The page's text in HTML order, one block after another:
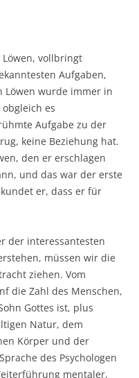
vollbringt
Aufgaben,
Löwen wurde immer in
es
Aufgabe zu der
keine Beziehung hat.
den er erschlagen
und das war der erste
er, dass er für
der interessantesten
müssen wir die
ziehen. Vom
die Zahl des Menschen,
Gottes ist, plus
Natur, dem
Körper und der
des Psychologen
mentaler,